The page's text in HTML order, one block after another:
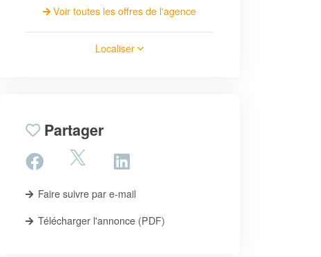
Voir toutes les offres de l'agence
Localiser
Partager
Faire suivre par e-mail
Télécharger l'annonce (PDF)